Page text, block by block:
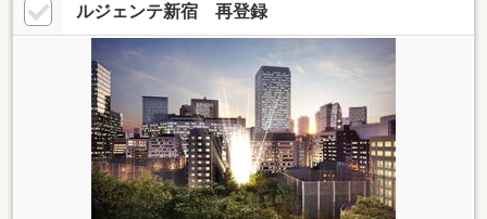
ルジェンテ新宿 再登録